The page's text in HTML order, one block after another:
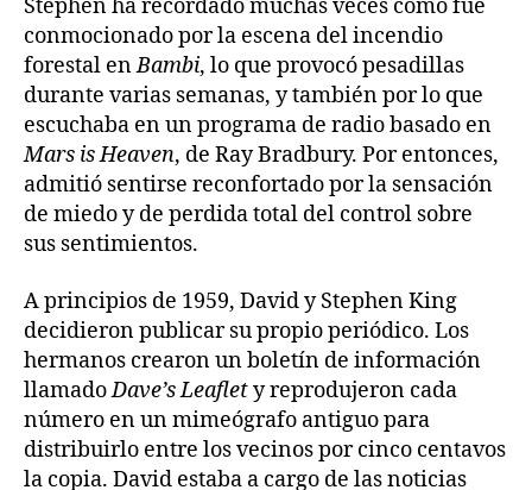
Stephen ha recordado muchas veces cómo fue
conmocionado por la escena del incendio
forestal enBambi, lo que provocó pesadillas
durante varias semanas, y también por lo que
escuchaba en un programa de radio basado en
Mars is Heaven, de Ray Bradbury. Por entonces,
admitió sentirse reconfortado por la sensación
de miedo y de perdida total del control sobre
sus sentimientos.
A principios de 1959, David y Stephen King
decidieron publicar su propio periódico. Los
hermanos crearon un boletín de información
llamadoDave’s Leaflety reprodujeron cada
número en un mimeógrafo antiguo para
distribuirlo entre los vecinos por cinco centavos
la copia. David estaba a cargo de las noticias